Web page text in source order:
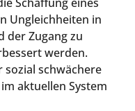
Ungleichheiten in
der Zugang zu
werden.
schwächere
aktuellen System